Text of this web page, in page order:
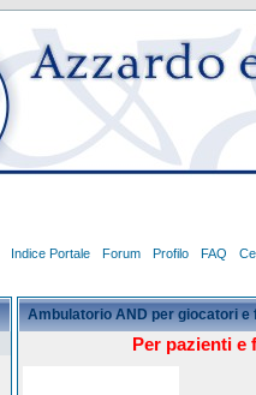
Indice Portale Forum Profilo FAQ
Ambulatorio AND per giocatori e
Per pazienti e